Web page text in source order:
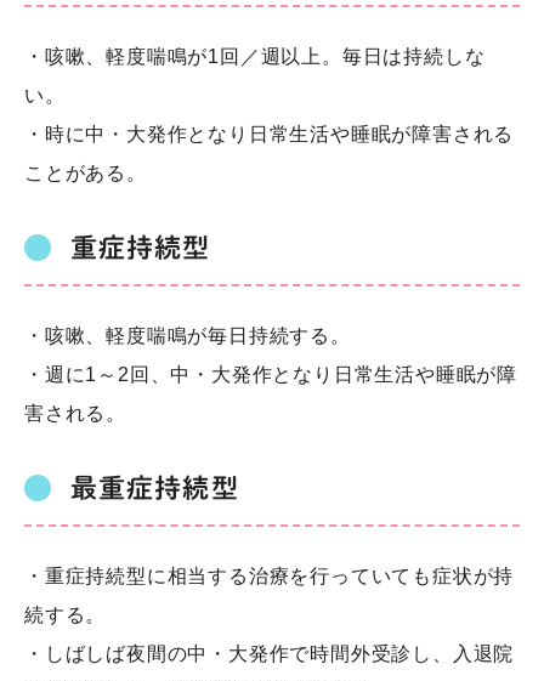
・咳嗽、軽度喘鳴が1回／週以上。毎日は持続しな
い。
・時に中・大発作となり日常生活や睡眠が障害される
ことがある。
重症持続型
・咳嗽、軽度喘鳴が毎日持続する。
・週に1～2回、中・大発作となり日常生活や睡眠が障
害される。
最重症持続型
・重症持続型に相当する治療を行っていても症状が持
続する。
・しばしば夜間の中・大発作で時間外受診し、入退院